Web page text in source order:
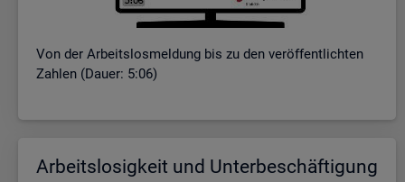
Von der Ar­beits­los­mel­dung bis zu den ver­öf­fent­lich­ten
Zah­len (Dauer: 5:06)
Ar­beits­lo­sig­keit und Un­ter­be­schäf­ti­gung